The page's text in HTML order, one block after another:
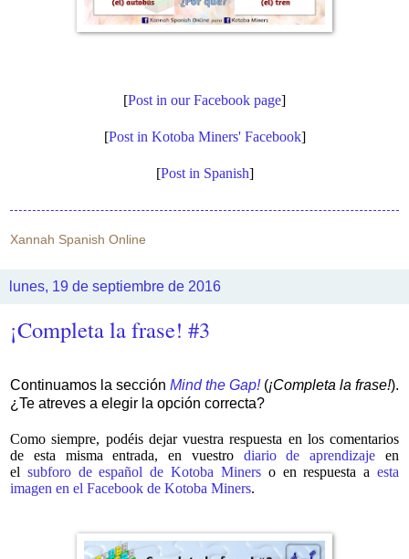
[Post in our Facebook page]
[Post in Kotoba Miners' Facebook]
[Post in Spanish]
Xannah Spanish Online
lunes, 19 de septiembre de 2016
¡Completa la frase! #3
Continuamos la sección Mind the Gap! (¡Completa la frase!).
¿Te atreves a elegir la opción correcta?
Como siempre, podéis dejar vuestra respuesta en los comentarios
de esta misma entrada, en vuestro diario de aprendizaje en
el subforo de español de Kotoba Minerso en respuesta aesta
imagen en el Facebook de Kotoba Miners.